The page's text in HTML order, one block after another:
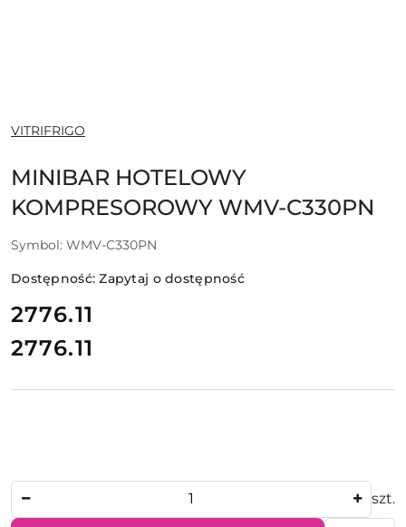
NAZWA
PRODUCENTA:
VITRIFRIGO
MINIBAR HOTELOWY
KOMPRESOROWY WMV-C330PN
Symbol: WMV-C330PN
Dostępność:Zapytaj o dostępność
cena:
2776.11
Cena:
2776.11
szt.